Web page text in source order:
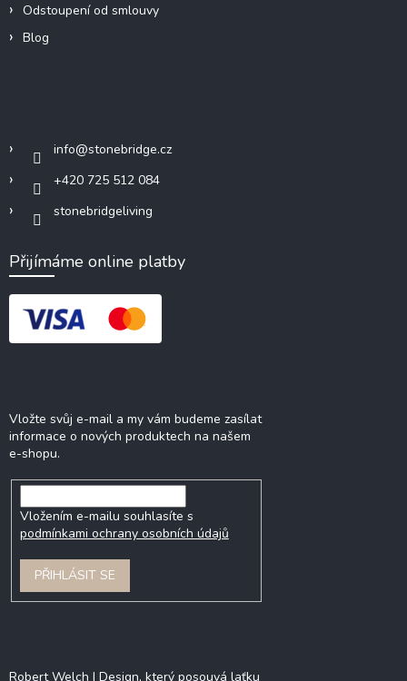
Odstoupení od smlouvy
Blog
info@stonebridge.cz
+420 725 512 084
stonebridgeliving
Přijímáme online platby
Vložte svůj e-mail a my vám budeme zasílat
informace o nových produktech na našem
e-shopu.
Vložením e-mailu souhlasíte s
podmínkami ochrany osobních údajů
PŘIHLÁSIT SE
Robert Welch | Design, který posouvá laťku